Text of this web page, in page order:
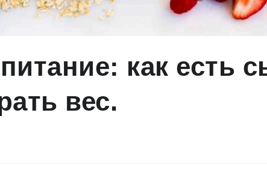
как есть
вес.